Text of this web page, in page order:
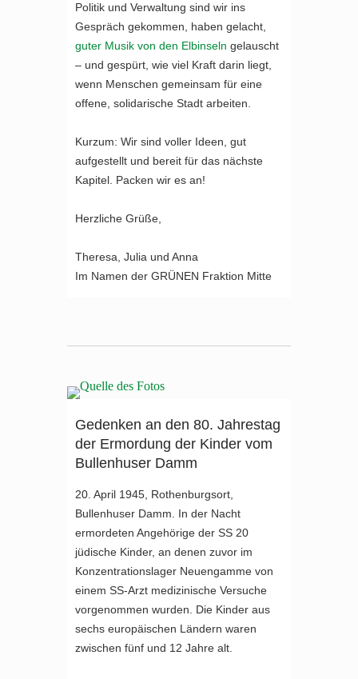
Politik und Verwaltung sind wir ins
Gespräch gekommen, haben gelacht,
guter Musik von den Elbinseln gelauscht
– und gespürt, wie viel Kraft darin liegt,
wenn Menschen gemeinsam für eine
offene, solidarische Stadt arbeiten.
Kurzum: Wir sind voller Ideen, gut
aufgestellt und bereit für das nächste
Kapitel. Packen wir es an!
Herzliche Grüße,
Theresa, Julia und Anna
Im Namen der GRÜNEN Fraktion Mitte
Gedenken an den 80. Jahrestag
der Ermordung der Kinder vom
Bullenhuser Damm
20. April 1945, Rothenburgsort,
Bullenhuser Damm. In der Nacht
ermordeten Angehörige der SS 20
jüdische Kinder, an denen zuvor im
Konzentrationslager Neuengamme von
einem SS-Arzt medizinische Versuche
vorgenommen wurden. Die Kinder aus
sechs europäischen Ländern waren
zwischen fünf und 12 Jahre alt.